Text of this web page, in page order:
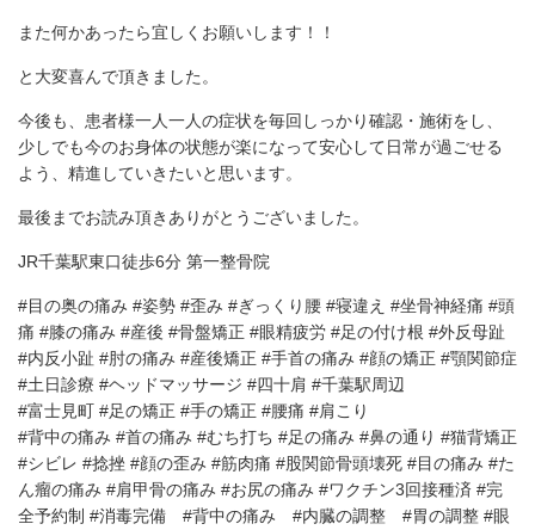
また何かあったら宜しくお願いします！！
と大変喜んで頂きました。
今後も、患者様一人一人の症状を毎回しっかり確認・施術をし、
少しでも今のお身体の状態が楽になって安心して日常が過ごせる
よう、精進していきたいと思います。
最後までお読み頂きありがとうございました。
JR千葉駅東口徒歩6分 第一整骨院
#目の奥の痛み #姿勢 #歪み #ぎっくり腰 #寝違え #坐骨神経痛 #頭
痛 #膝の痛み #産後 #骨盤矯正 #眼精疲労 #足の付け根 #外反母趾
#内反小趾 #肘の痛み #産後矯正 #手首の痛み #顔の矯正 #顎関節症
#土日診療 #ヘッドマッサージ #四十肩 #千葉駅周辺
#富士見町 #足の矯正 #手の矯正 #腰痛 #肩こり
#背中の痛み #首の痛み #むち打ち #足の痛み #鼻の通り #猫背矯正
#シビレ #捻挫 #顔の歪み #筋肉痛 #股関節骨頭壊死 #目の痛み #た
ん瘤の痛み #肩甲骨の痛み #お尻の痛み #ワクチン3回接種済 #完
全予約制 #消毒完備 #背中の痛み #内臓の調整 #胃の調整 #眼